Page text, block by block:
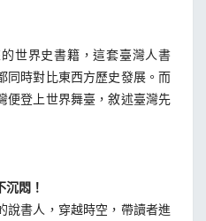
界史書籍，這套臺灣人書
同時對比東西方歷史發展。而
便登上世界舞臺，敘述臺灣先
悶！
書人，穿越時空，帶讀者進